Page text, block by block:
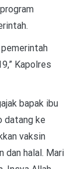
Kapolres
bapak ibu
datang ke
vaksin
dan halal. Mari